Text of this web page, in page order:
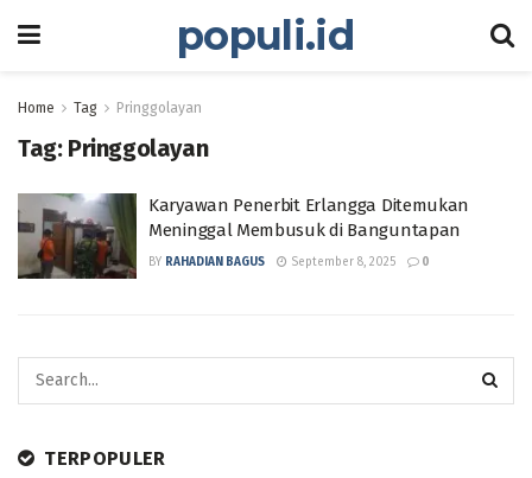
populi.id
Home Tag Pringgolayan
Tag: Pringgolayan
Karyawan Penerbit Erlangga Ditemukan
Meninggal Membusuk di Banguntapan
BY RAHADIAN BAGUS September 8, 2025 0
TERPOPULER